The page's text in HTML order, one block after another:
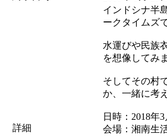
詳細
インドシナ半
ークタイムズ
水運びや民族
を想像してみ
そしてその村
か、一緒に考
日時：2018年
会場：湘南生